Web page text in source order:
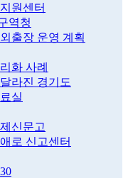
원센터
역청
출장 운영 계획
화 사례
라진 경기도
실
신문고
로 신고센터